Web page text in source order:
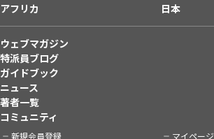
アフリカ
日本
ウェブマガジン
特派員ブログ
ガイドブック
ニュース
著者一覧
コミュニティ
新規会員登録 マイページ